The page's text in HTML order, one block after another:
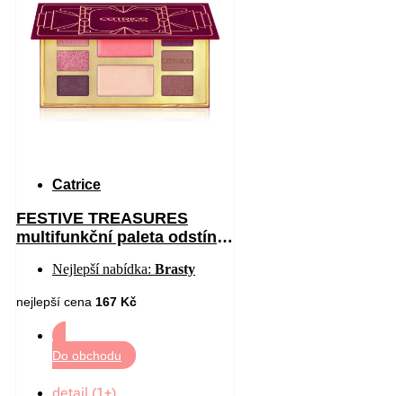
Catrice
FESTIVE TREASURES
multifunkční paleta odstín
Nejlepší nabídka: Brasty
nejlepší cena 167 Kč
Do obchodu
detail (1+)